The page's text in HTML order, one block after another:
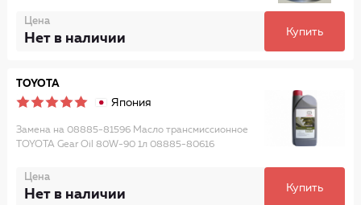
Цена
Нет в наличии Купить
TOYOTA
Япония
Замена на 08885-81596 Масло трансмиссионное
TOYOTA Gear Oil 80W-90 1л 08885-80616
Цена
Нет в наличии Купить